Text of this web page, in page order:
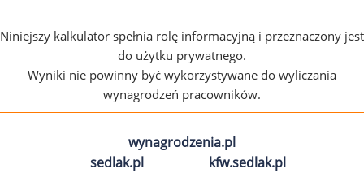
Niniejszy kalkulator spełnia rolę informacyjną i przeznaczony jest
do użytku prywatnego.
Wyniki nie powinny być wykorzystywane do wyliczania
wynagrodzeń pracowników.
wynagrodzenia.pl
sedlak.pl
kfw.sedlak.pl